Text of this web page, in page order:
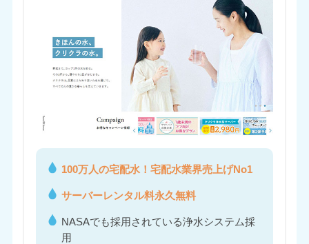
100万人の宅配水！宅配水業界売上げNo1
サーバーレンタル料永久無料
NASAでも採用されている浄水システム採
用